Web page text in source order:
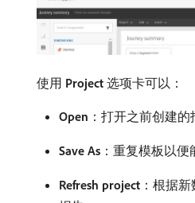
使用​ Project ​选项卡可以：
Open ：打开之前创建的
Save As ：重复模板以便
Refresh project ：根据